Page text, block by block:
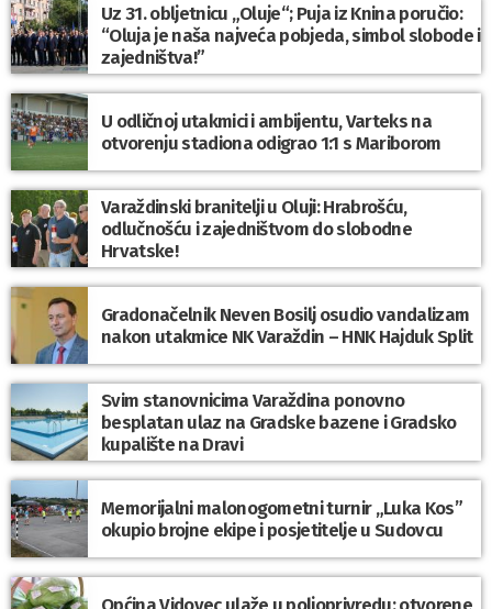
Uz 31. obljetnicu „Oluje“; Puja iz Knina poručio:
“Oluja je naša najveća pobjeda, simbol slobode i
zajedništva!”
U odličnoj utakmici i ambijentu, Varteks na
otvorenju stadiona odigrao 1:1 s Mariborom
Varaždinski branitelji u Oluji: Hrabrošću,
odlučnošću i zajedništvom do slobodne
Hrvatske!
Gradonačelnik Neven Bosilj osudio vandalizam
nakon utakmice NK Varaždin – HNK Hajduk Split
Svim stanovnicima Varaždina ponovno
besplatan ulaz na Gradske bazene i Gradsko
kupalište na Dravi
Memorijalni malonogometni turnir „Luka Kos”
okupio brojne ekipe i posjetitelje u Sudovcu
Općina Vidovec ulaže u poljoprivredu: otvorene